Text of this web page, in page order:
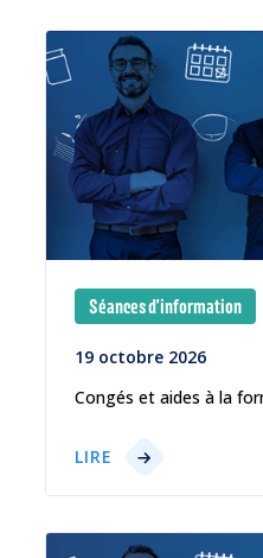
Séances d'information
19 octobre 2026
Congés et aides à la
LIRE